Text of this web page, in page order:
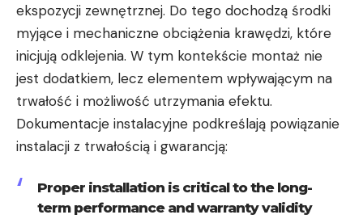
ekspozycji zewnętrznej. Do tego dochodzą środki
myjące i mechaniczne obciążenia krawędzi, które
inicjują odklejenia. W tym kontekście montaż nie
jest dodatkiem, lecz elementem wpływającym na
trwałość i możliwość utrzymania efektu.
Dokumentacje instalacyjne podkreślają powiązanie
instalacji z trwałością i gwarancją:
Proper installation is critical to the long-
term performance and warranty validity